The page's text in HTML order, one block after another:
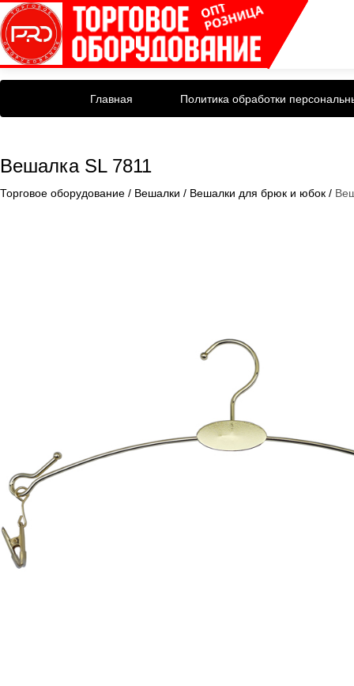
Главная Политика обработки
Вешалка SL 7811
Торговое оборудование / Вешалки / Вешалки для брюк и юбок /